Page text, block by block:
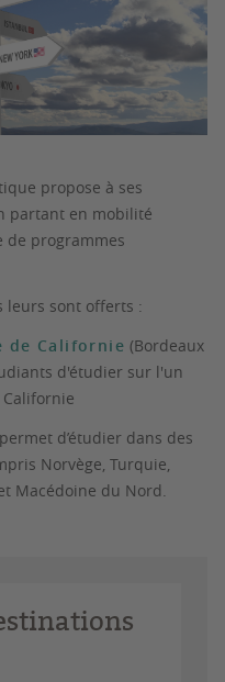
propose à ses
partant en mobilité
de programmes
leurs sont offerts :
de Californie (Bordeaux
d'étudier sur l'un
d’étudier dans des
Norvège, Turquie,
Macédoine du Nord.